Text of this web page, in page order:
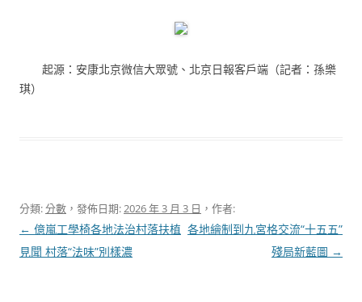
起源：安康北京微信大眾號、北京日報客戶端（記者：孫樂
琪）
分類:分數 ，發佈日期:2026 年 3 月 3 日 ，作者:
文
章
← 億嵐工學椅各地法治村落扶植
見聞 村落“法味”別樣濃
各地繪制到九宮格交流“十五五”
殘局新藍圖 →